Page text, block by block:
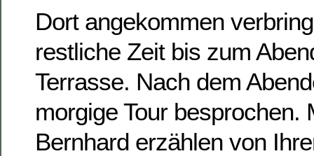
Dort angekommen
restliche Zeit bis zum
Terrasse. Nach dem
morgige Tour besprochen.
Bernhard erzählen von